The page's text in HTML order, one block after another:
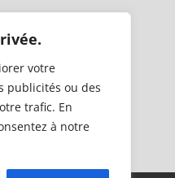
votre
publicités ou des
trafic. En
à notre